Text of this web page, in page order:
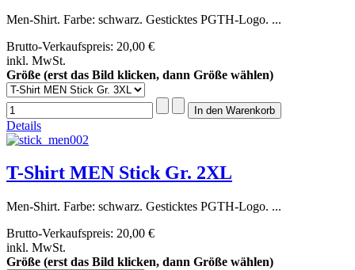
Men-Shirt. Farbe: schwarz. Gesticktes PGTH-Logo. ...
Brutto-Verkaufspreis: 20,00 €
inkl. MwSt.
Größe (erst das Bild klicken, dann Größe wählen)
Details
T-Shirt MEN Stick Gr. 2XL
Men-Shirt. Farbe: schwarz. Gesticktes PGTH-Logo. ...
Brutto-Verkaufspreis: 20,00 €
inkl. MwSt.
Größe (erst das Bild klicken, dann Größe wählen)